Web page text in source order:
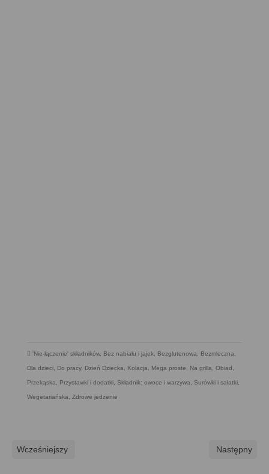
'Nie-łączenie' składników, Bez nabiału i jajek Bezglutenowa Bezmleczna
Dla dzieci Do pracy, Dzień Dziecka Kolacja Mega proste Na grilla Obiad
Przekąska Przystawki i dodatki Składnik: owoce i warzywa Surówki i sałatki
Wegetariańska Zdrowe jedzenie
Wcześniejszy Następny